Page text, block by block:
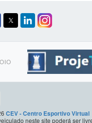
CEV - Centro Esportivo Virtual
neste site poderá ser